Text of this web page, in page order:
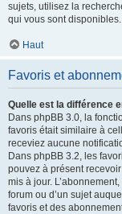
sujets, utilisez la
qui vous sont disponibles.
Haut
Favoris et
Quelle est la différence
Dans phpBB 3.0, la
favoris était similaire à
receviez aucune
Dans phpBB 3.2, les
pouvez à présent
mis à jour.
forum ou d’un sujet
favoris et des